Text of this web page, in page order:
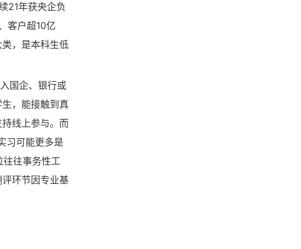
21年获央企负
客户超10亿
，是本科生低
国企、银行或
，能接触到真
线上参与。而
习可能更多是
往往事务性工
环节因专业基